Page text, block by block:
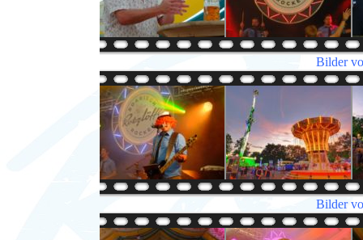
Bilder
Bilder